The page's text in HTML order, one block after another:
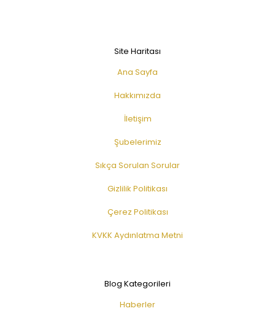
Site Haritası
Ana Sayfa
Hakkımızda
İletişim
Şubelerimiz
Sıkça Sorulan Sorular
Gizlilik Politikası
Çerez Politikası
KVKK Aydınlatma Metni
Blog Kategorileri
Haberler